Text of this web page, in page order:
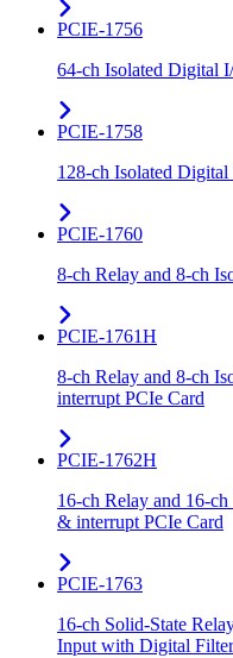
PCIE-1756
64-ch Isolated Digital
PCIE-1758
128-ch Isolated
PCIE-1760
8-ch Relay and 8-ch
PCIE-1761H
8-ch Relay and 8-ch
interrupt PCIe Card
PCIE-1762H
16-ch Relay and 16-
& interrupt PCIe Card
PCIE-1763
16-ch Solid-State
Input with Digital